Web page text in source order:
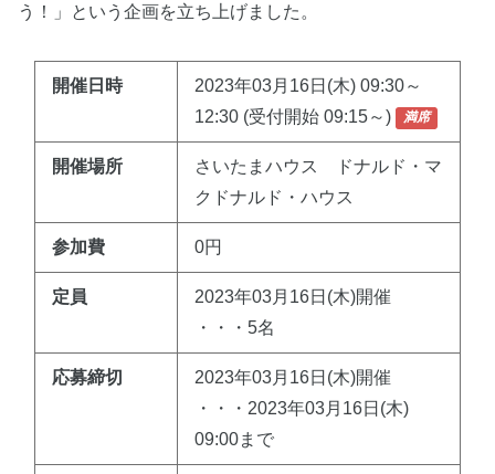
う！」という企画を立ち上げました。
開催日時
2023年03月16日(木) 09:30～
12:30 (受付開始 09:15～)
満席
開催場所
さいたまハウス ドナルド・マ
クドナルド・ハウス
参加費 0円
定員
2023年03月16日(木)開催
・・・5名
応募締切
2023年03月16日(木)開催
・・・2023年03月16日(木)
09:00まで